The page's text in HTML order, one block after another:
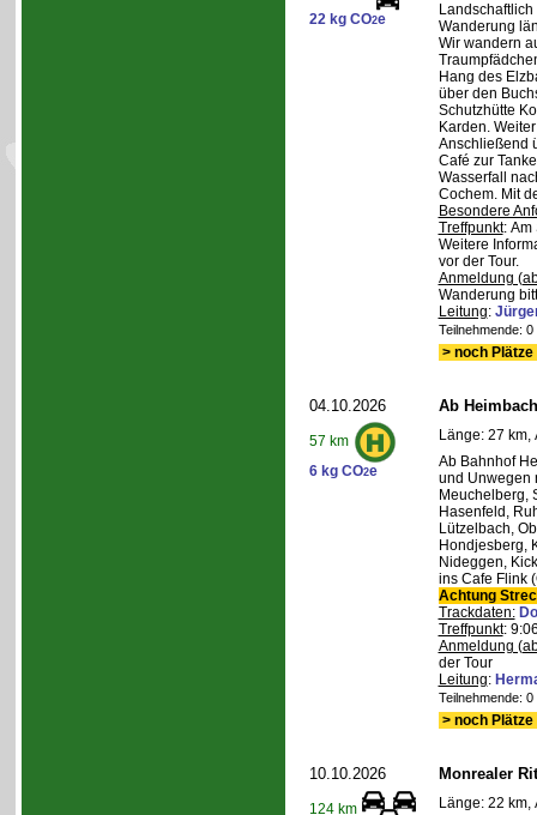
22 kg CO2e
Wanderung
Wir wandern
Hang des
über den
Schutzhütte
Karden.
Anschließend
Café zur
Wasserfall
Cochem. Mit
Besondere
Treffpunkt: Am
Weitere
vor der Tour.
Anmeldung
Wanderung
Leitung:
Teilnehmende:
> noch
04.10.2026
57 km
6 kg CO2e
Ab
Länge: 27 km,
Ab Bahnhof
und Unwegen
Meuchelberg,
Hasenfeld,
Lützelbach,
Hondjesberg,
Nideggen,
ins Cafe Flink
Achtung
Trackdaten:
Treffpunkt:
Anmeldung
der Tour
Leitung:
Teilnehmende:
> noch
10.10.2026
124 km
Monrealer
Länge: 22 km,